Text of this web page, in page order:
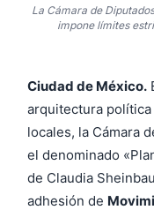
La Cámara de
impone límites
Ciudad de México.
arquitectura
locales, la Cámara
el denominado
de Claudia
adhesión de